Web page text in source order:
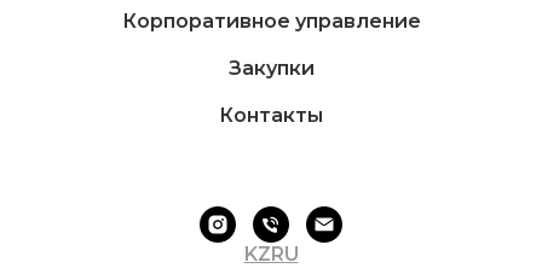
Корпоративное управление
Закупки
Контакты
KZ RU